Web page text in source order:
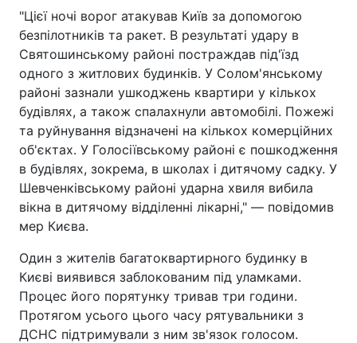
"Цієї ночі ворог атакував Київ за допомогою
безпілотників та ракет. В результаті удару в
Святошинському районі постраждав під'їзд
одного з житлових будинків. У Солом'янському
районі зазнали ушкоджень квартири у кількох
будівлях, а також спалахнули автомобілі. Пожежі
та руйнування відзначені на кількох комерційних
об'єктах. У Голосіївському районі є пошкодження
в будівлях, зокрема, в школах і дитячому садку. У
Шевченківському районі ударна хвиля вибила
вікна в дитячому відділенні лікарні," — повідомив
мер Києва.
Один з жителів багатоквартирного будинку в
Києві виявився заблокованим під уламками.
Процес його порятунку тривав три години.
Протягом усього цього часу рятувальники з
ДСНС підтримували з ним зв'язок голосом.